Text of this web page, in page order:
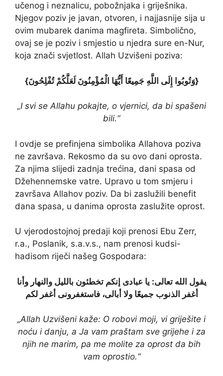
učenog i neznalicu, pobožnjaka i griješnika.
Njegov poziv je javan, otvoren, i najjasnije sija u
ovim mubarek danima magfireta. Simbolično,
ovaj se je poziv i smjestio u njedra sure en-Nur,
koja znači svjetlost. Allah Uzvišeni poziva:
{‏‏وَتُوبُوا إِلَى اللَّهِ جَمِيعًا أَيُّهَا الْمُؤْمِنُونَ لَعَلَّكُمْ تُفْلِحُونَ}
„I svi se Allahu pokajte, o vjernici, da bi spašeni
bili.“
I ovdje se prefinjena simbolika Allahova poziva
ne završava. Rekosmo da su ovo dani oprosta.
Za njima slijedi zadnja trećina, dani spasa od
Džehennemske vatre. Upravo u tom smjeru i
završava Allahov poziv. Da bi zaslužili benefit
dana spasa, u danima oprosta zaslužite oprost.
U vjerodostojnoj predaji koji prenosi Ebu Zerr,
r.a., Poslanik, s.a.v.s., nam prenosi kudsi-
hadisom riječi našeg Gospodara:
يقول الله تعالى‏:‏ يا عبادى إنكم تخطئون بالليل والنهار وأنا
أغفر الذنوب جميعًا ولا أبالى، فاستغفرونى أغفر لكم‏
„Allah Uzvišeni kaže: O robovi moji, vi griješite i
noću i danju, a Ja vam praštam sve grijehe i za
njih ne marim, pa me molite za oprost da bih
vam oprostio.“